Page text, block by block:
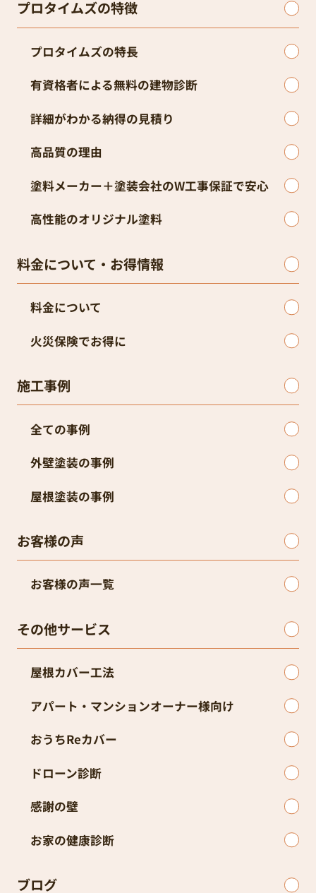
プロタイムズの特徴
プロタイムズの特長
有資格者による無料の建物診断
詳細がわかる納得の見積り
高品質の理由
塗料メーカー＋塗装会社のW工事保証で安心
高性能のオリジナル塗料
料金について・お得情報
料金について
火災保険でお得に
施工事例
全ての事例
外壁塗装の事例
屋根塗装の事例
お客様の声
お客様の声一覧
その他サービス
屋根カバー工法
アパート・マンションオーナー様向け
おうちReカバー
ドローン診断
感謝の壁
お家の健康診断
ブログ